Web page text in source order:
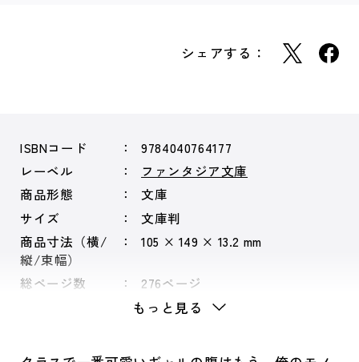
シェアする：
ISBNコード
9784040764177
レーベル
ファンタジア文庫
商品形態
文庫
サイズ
文庫判
商品寸法（横/
縦/束幅）
105 × 149 × 13.2 mm
総ページ数 276ページ
もっと見る